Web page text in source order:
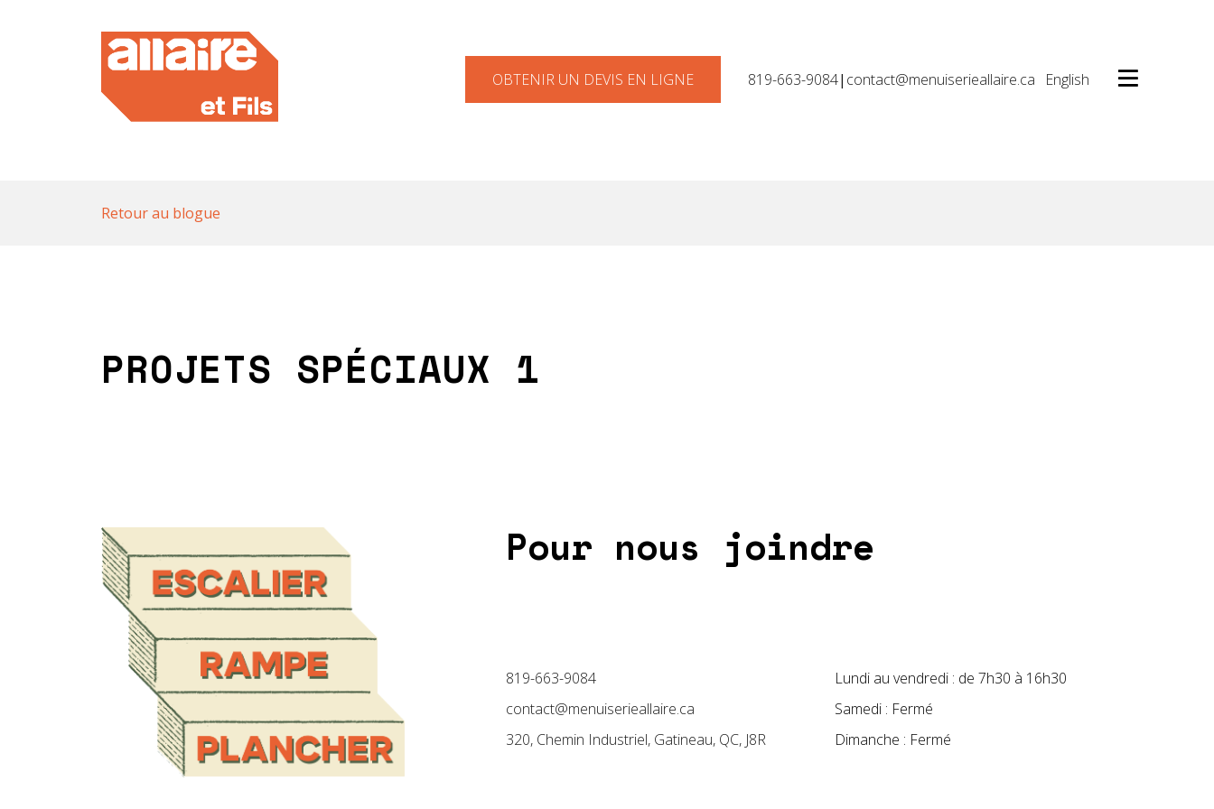
OBTENIR UN DEVIS EN LIGNE 819-663-9084| contact@menuiserieallaire.ca English
Retour au blogue
PROJETS SPÉCIAUX 1
Pour nous joindre
819-663-9084
contact@menuiserieallaire.ca
320, Chemin Industriel, Gatineau, QC, J8R
Lundi au vendredi : de 7h30 à 16h30
Samedi : Fermé
Dimanche : Fermé